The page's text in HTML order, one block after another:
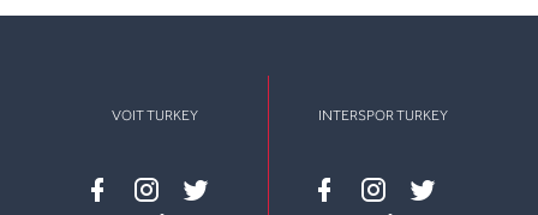
VOIT TURKEY INTERSPOR TURKEY